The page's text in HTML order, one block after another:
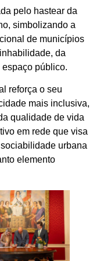
pelo hastear da
simbolizando a
de municípios
da
público.
reforça o seu
mais inclusiva,
qualidade de vida
em rede que visa
urbana
elemento